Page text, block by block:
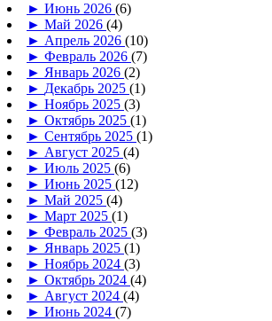
► Июнь 2026 (6)
► Май 2026 (4)
► Апрель 2026 (10)
► Февраль 2026 (7)
► Январь 2026 (2)
► Декабрь 2025 (1)
► Ноябрь 2025 (3)
► Октябрь 2025 (1)
► Сентябрь 2025 (1)
► Август 2025 (4)
► Июль 2025 (6)
► Июнь 2025 (12)
► Май 2025 (4)
► Март 2025 (1)
► Февраль 2025 (3)
► Январь 2025 (1)
► Ноябрь 2024 (3)
► Октябрь 2024 (4)
► Август 2024 (4)
► Июнь 2024 (7)